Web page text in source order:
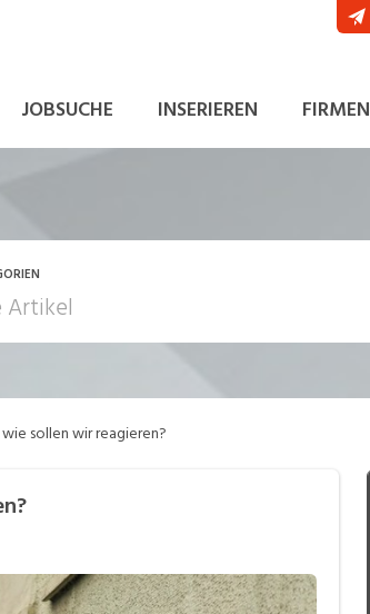
JOBSUCHE INSERIEREN FIRMEN
Aus-/Weiterbildung
sollen wir reagieren?